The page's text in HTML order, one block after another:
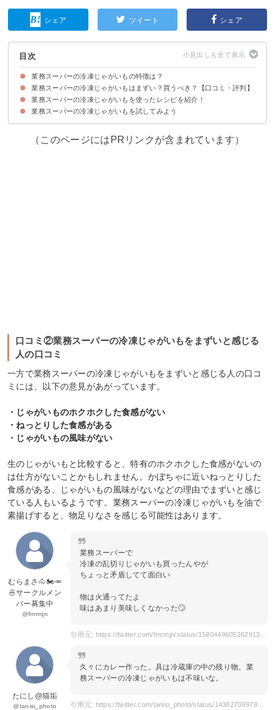
シェア ツイート シェア
目次
業務スーパーの冷凍じゃがいもの特徴は？
値段など業務スーパーの冷凍じゃがいもの商品情報
業務スーパーの冷凍じゃがいもの原材料
業務スーパーの冷凍じゃがいものカロリー・糖質など栄養成分
業務スーパーの冷凍じゃがいもはまずい？買うべき？【口コミ・評判】
業務スーパーの冷凍じゃがいもの味わい・食感
口コミ①業務スーパーの冷凍じゃがいもを美味しいと感じる人の口コミ
口コミ②業務スーパーの冷凍じゃがいもをまずいと感じる人の口コミ
業務スーパーの冷凍じゃがいものデメリット
業務スーパーの冷凍じゃがいもを使ったレシピを紹介！
①カレー
②肉じゃが
③マッシュポテト
④いももち
⑤冷凍じゃがいもでガレット風
業務スーパーの冷凍じゃがいもを試してみよう
（このページにはPRリンクが含まれています）
口コミ②業務スーパーの冷凍じゃがいもをまずいと感じる
人の口コミ
一方で業務スーパーの冷凍じゃがいもをまずいと感じる人の口コ
ミには、以下の意見があがっています。
・じゃがいものホクホクした食感がない
・ねっとりした食感がある
・じゃがいもの風味がない
生のじゃがいもと比較すると、特有のホクホクした食感がないの
は仕方がないことかもしれません。かぼちゃに近いねっとりした
食感がある、じゃがいもの風味がないなどの理由でまずいと感じ
ている人もいるようです。業務スーパーの冷凍じゃがいもを油で
素揚げすると、物足りなさを感じる可能性はあります。
むらまさ🐴🏍🥕
🍜サークルメン
バー募集中
@fmrmjn
業務スーパーで
冷凍の乱切りじゃがいも買ったんやが
ちょっと矛盾してて面白い
物は火通ってたよ
味はあまり美味しくなかった🙄
たにし@猫垢
@tanisi_photo
久々にカレー作った。具は冷蔵庫の中の残り物。業
務スーパーの冷凍じゃがいもは不味いな。
引用元: https://twitter.com/tanisi_photo/status/1438270697969643527?s=20&t=Mgmuv8eoo9aqTgX5DJ6Rvg